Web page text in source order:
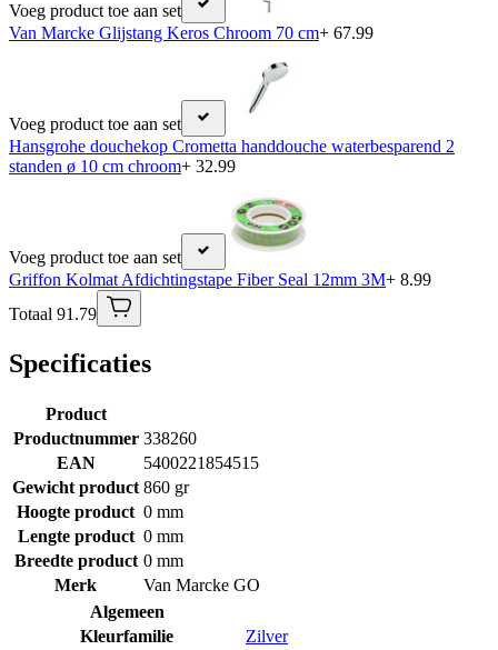
Voeg product toe aan set
Van Marcke Glijstang Keros Chroom 70 cm+ 67.99
Voeg product toe aan set
Hansgrohe douchekop Crometta handdouche waterbesparend 2
standen ø 10 cm chroom+ 32.99
Voeg product toe aan set
Griffon Kolmat Afdichtingstape Fiber Seal 12mm 3M+ 8.99
Totaal 91.79
Specificaties
Product
Productnummer 338260
EAN
5400221854515
Gewicht product 860 gr
Hoogte product 0 mm
Lengte product 0 mm
Breedte product 0 mm
Merk
Van Marcke GO
Algemeen
Kleurfamilie
Zilver